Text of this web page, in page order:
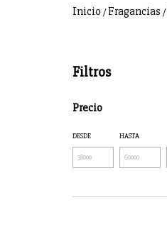
Inicio / Fragancias /
Filtros
Precio
DESDE HASTA